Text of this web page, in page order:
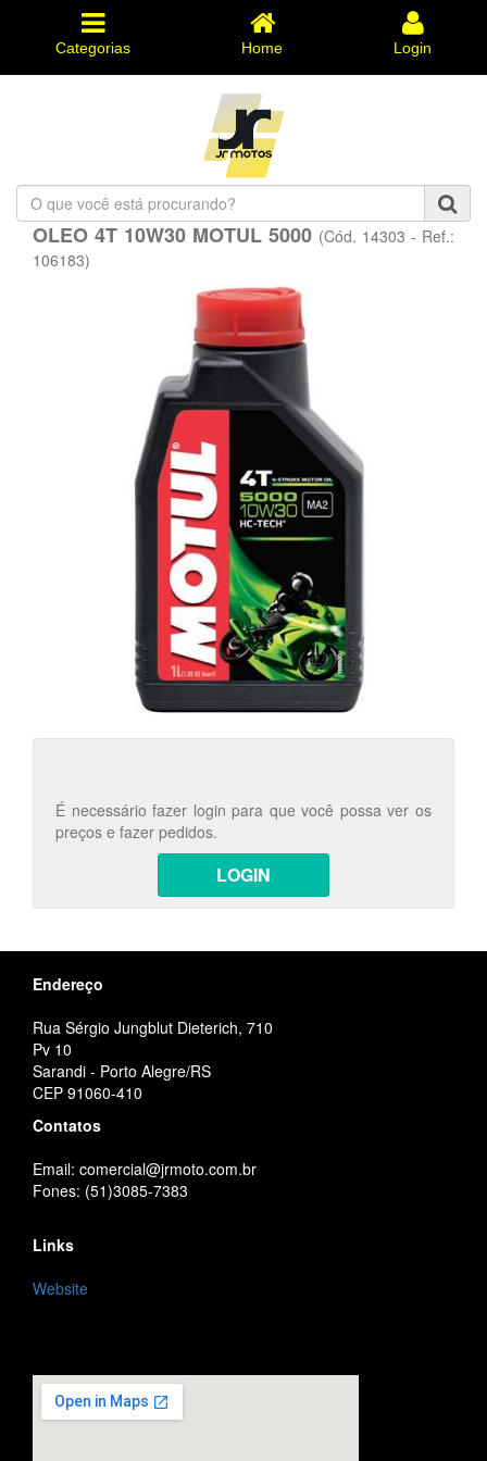
Categorias Home Login
O
que
você
está
OLEO 4T 10W30 MOTUL 5000 (Cód. 14303 - Ref.:
106183)
É necessário fazer login para que você possa ver os
preços e fazer pedidos.
LOGIN
Endereço
Rua Sérgio Jungblut Dieterich, 710
Pv 10
Sarandi - Porto Alegre/RS
CEP 91060-410
Contatos
Email: comercial@jrmoto.com.br
Fones: (51)3085-7383
Links
Website